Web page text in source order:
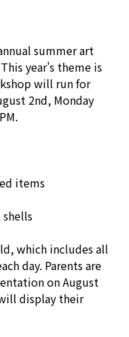
summer art
year's theme is
will run for
2nd, Monday
items
shells
which includes all
day. Parents are
on August
display their